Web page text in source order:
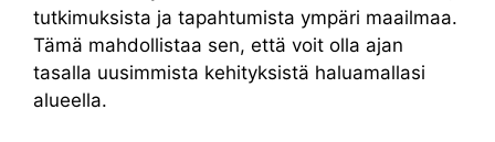
tutkimuksista ja tapahtumista ympäri maailmaa.
Tämä mahdollistaa sen, että voit olla ajan
tasalla uusimmista kehityksistä haluamallasi
alueella.